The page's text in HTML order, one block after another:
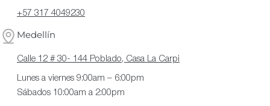
+57 317 4049230
Medellín
Calle 12 # 30- 144 Poblado, Casa La Carpi
Lunes a viernes 9:00am – 6:00pm
Sábados 10:00am a 2:00pm